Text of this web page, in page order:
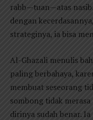
rabb—tuan—atas
dengan
strateginya, ia bisa
Al-Ghazali menulis
paling berbahaya,
membuat seseorang
sombong tidak
dirinya sudah benar.